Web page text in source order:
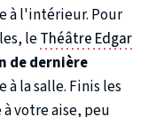
à l'intérieur. Pour
leThéâtre Edgar
de dernière
la salle. Finis les
votre aise, peu